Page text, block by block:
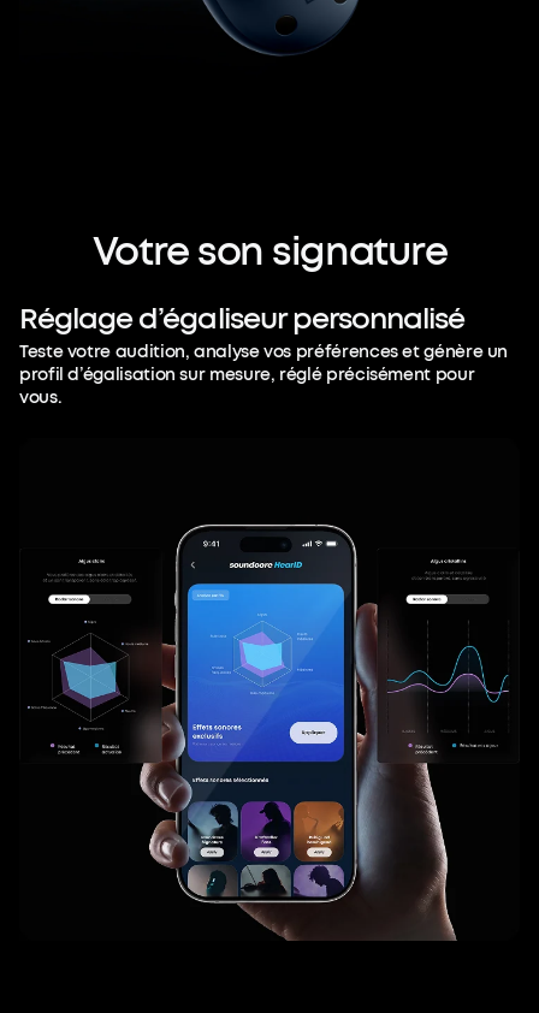
Votreson signature
Réglaged’égaliseurpersonnalisé
Teste votre audition, analyse vos préférences et génère un
profil d’égalisation sur mesure, réglé précisément pour
vous.